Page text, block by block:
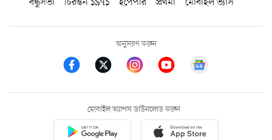
অনুসরণ করুন
মোবাইল অ্যাপস ডাউনলোড করুন